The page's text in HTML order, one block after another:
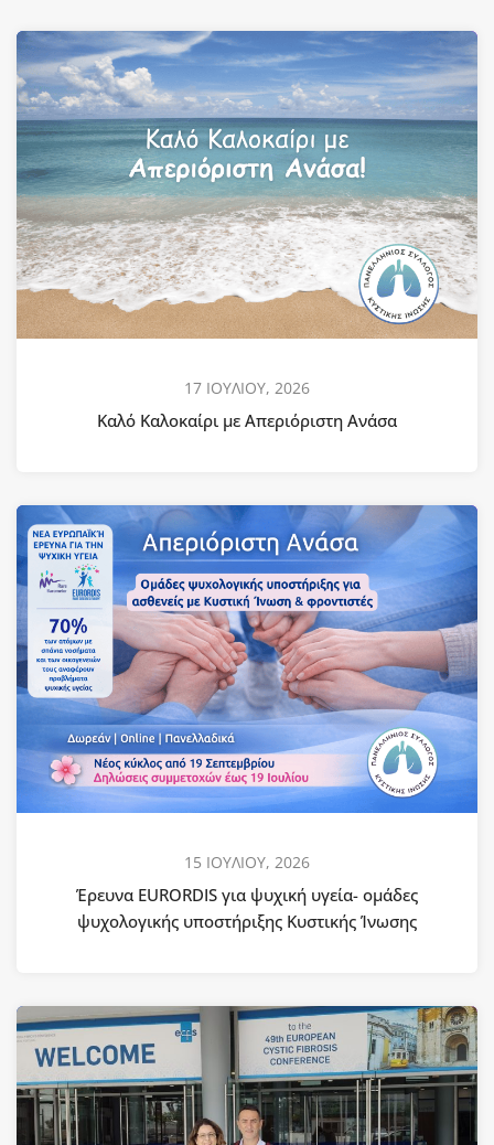
17 ΙΟΥΛΙΟΥ, 2026
Καλό Καλοκαίρι με Απεριόριστη Ανάσα
15 ΙΟΥΛΙΟΥ, 2026
Έρευνα EURORDIS για ψυχική υγεία- ομάδες
ψυχολογικής υποστήριξης Κυστικής Ίνωσης